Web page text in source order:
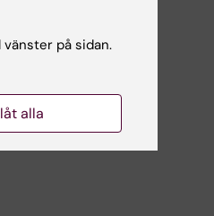
på sidan.
alla